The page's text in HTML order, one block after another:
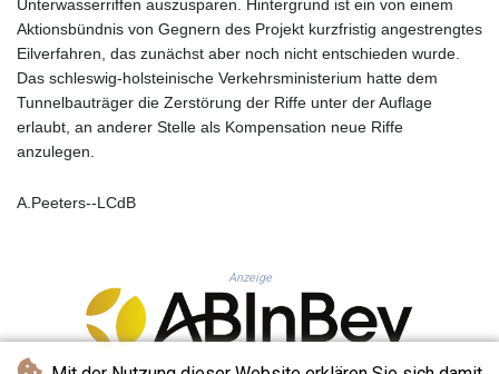
MXN 19.792091
MYR 4.714415
MZN 73.639049
NAD 18.831591
NGN 1572.438973
PAB 1.15453
PEN 3.902569
PGK 5.100921
PHP 70.185659
PKR 320.527693
Unterwasserriffen auszusparen. Hintergrund ist ein von einem
Aktionsbündnis von Gegnern des Projekt kurzfristig angestrengtes
Eilverfahren, das zunächst aber noch nicht entschieden wurde.
Das schleswig-holsteinische Verkehrsministerium hatte dem
Tunnelbauträger die Zerstörung der Riffe unter der Auflage
erlaubt, an anderer Stelle als Kompensation neue Riffe
anzulegen.
A.Peeters--LCdB
Anzeige